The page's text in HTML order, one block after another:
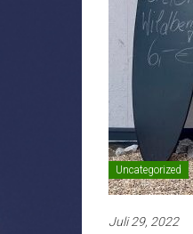
Uncategorized
Juli 29, 2022